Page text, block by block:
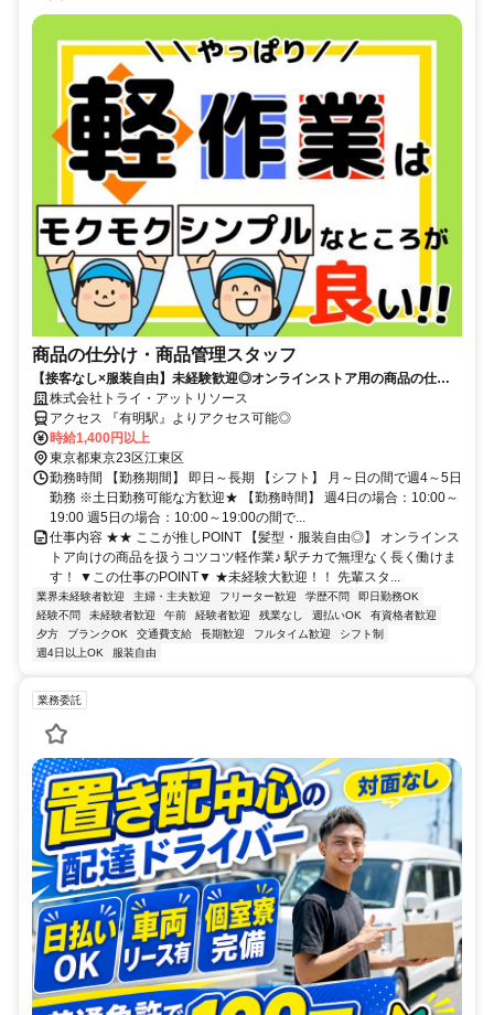
商品の仕分け・商品管理スタッフ
【接客なし×服装自由】未経験歓迎◎オンラインストア用の商品の仕分
け・商品管理スタッフ募集！時給1,400円＋交通費支給
株式会社トライ・アットリソース
アクセス 『有明駅』よりアクセス可能◎
時給1,400円以上
東京都東京23区江東区
勤務時間 【勤務期間】 即日～長期 【シフト】 月～日の間で週4～5日
勤務 ※土日勤務可能な方歓迎★ 【勤務時間】 週4日の場合：10:00～
19:00 週5日の場合：10:00～19:00の間で...
仕事内容 ★★ ここが推しPOINT 【髪型・服装自由◎】 オンラインス
トア向けの商品を扱うコツコツ軽作業♪ 駅チカで無理なく長く働けま
す！ ▼この仕事のPOINT▼ ★未経験大歓迎！！ 先輩スタ...
業界未経験者歓迎 主婦・主夫歓迎 フリーター歓迎 学歴不問
即日勤務OK
経験不問
未経験者歓迎 午前 経験者歓迎 残業なし 週払いOK
有資格者歓迎
夕方
ブランクOK 交通費支給 長期歓迎 フルタイム歓迎
シフト制
週4日以上OK
服装自由
業務委託